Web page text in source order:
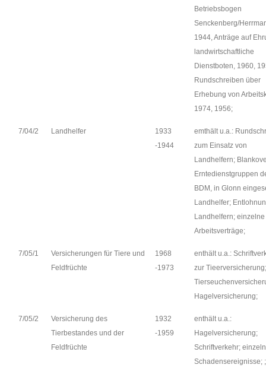
Betriebsbogen
Senckenberg/
1944, Anträge auf
landwirtschaftliche
Dienstboten, 1960,
Rundschreiben über
Erhebung von
1974, 1956;
7/04/2 Landhelfer
1933
-1944
emthält u.a.:
zum Einsatz von
Landhelfern;
Erntedienstgruppen
BDM, in Glonn
Landhelfer;
Landhelfern; einzelne
Arbeitsverträge;
7/05/1
Versicherungen für Tiere und
Feldfrüchte
1968
-1973
enthält u.a.:
zur Tieerversicherung;
Hagelversicherung;
7/05/2
Versicherung des
Tierbestandes und der
Feldfrüchte
1932
-1959
enthält u.a.:
Hagelversicherung;
Schriftverkehr;
Schadensereignisse; ;